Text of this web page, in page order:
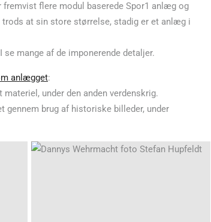
fremvist flere modul baserede Spor1 anlæg og
trods at sin store størrelse, stadig er et anlæg i
mange af de imponerende detaljer.
anlægget:
under den anden verdenskrig.
brug af historiske billeder, under